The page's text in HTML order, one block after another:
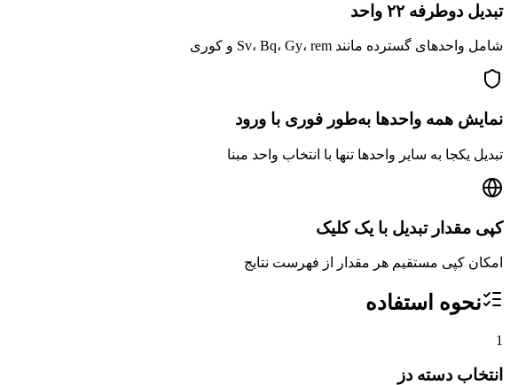
تبدیل دوطرفه ۲۲ واحد
شامل واحدهای گسترده مانند Sv، Bq، Gy، rem و کوری
نمایش همه واحدها به‌طور فوری با ورود
تبدیل یکجا به سایر واحدها تنها با انتخاب واحد مبنا
کپی مقدار تبدیل با یک کلیک
امکان کپی مستقیم هر مقدار از فهرست نتایج
نحوه استفاده
1
انتخاب دسته دز